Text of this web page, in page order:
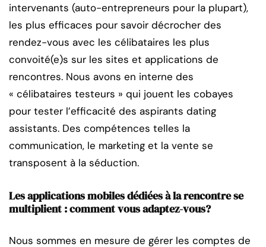
intervenants (auto-entrepreneurs pour la plupart),
les plus efficaces pour savoir décrocher des
rendez-vous avec les célibataires les plus
convoité(e)s sur les sites et applications de
rencontres. Nous avons en interne des
« célibataires testeurs » qui jouent les cobayes
pour tester l’efficacité des aspirants dating
assistants. Des compétences telles la
communication, le marketing et la vente se
transposent à la séduction.
Les applications mobiles dédiées à la rencontre se
multiplient : comment vous adaptez-vous?
Nous sommes en mesure de gérer les comptes de